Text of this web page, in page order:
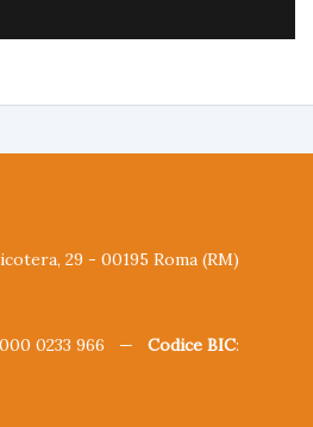
29 - 00195 Roma (RM)
0233 966 — Codice BIC: